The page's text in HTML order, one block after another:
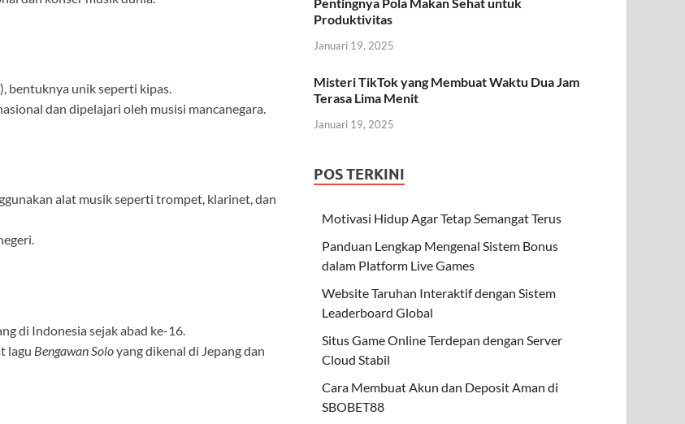
bentuknya unik seperti kipas.
dan dipelajari oleh musisi mancanegara.
alat musik seperti trompet, klarinet, dan
di Indonesia sejak abad ke-16.
lagu Bengawan Soloyang dikenal di Jepang dan
Pentingnya Pola Makan Sehat untuk
Produktivitas
Januari 19, 2025
Misteri TikTok yang Membuat Waktu Dua Jam
Terasa Lima Menit
Januari 19, 2025
POS TERKINI
Motivasi Hidup Agar Tetap Semangat Terus
Panduan Lengkap Mengenal Sistem Bonus
dalam Platform Live Games
Website Taruhan Interaktif dengan Sistem
Leaderboard Global
Situs Game Online Terdepan dengan Server
Cloud Stabil
Cara Membuat Akun dan Deposit Aman di
SBOBET88